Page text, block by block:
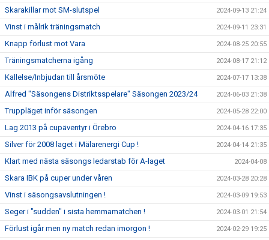
Skarakillar mot SM-slutspel 2024-09-13 21:24
Vinst i målrik träningsmatch 2024-09-11 23:31
Knapp förlust mot Vara 2024-08-25 20:55
Träningsmatcherna igång 2024-08-17 21:12
Kallelse/Inbjudan till årsmöte 2024-07-17 13:38
Alfred "Säsongens Distriktsspelare" Säsongen 2023/24 2024-06-03 21:38
Truppläget inför säsongen 2024-05-28 22:00
Lag 2013 på cupäventyr i Örebro 2024-04-16 17:35
Silver för 2008 laget i Mälarenergi Cup ! 2024-04-14 21:35
Klart med nästa säsongs ledarstab för A-laget 2024-04-08
Skara IBK på cuper under våren 2024-03-28 20:28
Vinst i säsongsavslutningen ! 2024-03-09 19:53
Seger i "sudden" i sista hemmamatchen ! 2024-03-01 21:54
Förlust igår men ny match redan imorgon ! 2024-02-29 19:25